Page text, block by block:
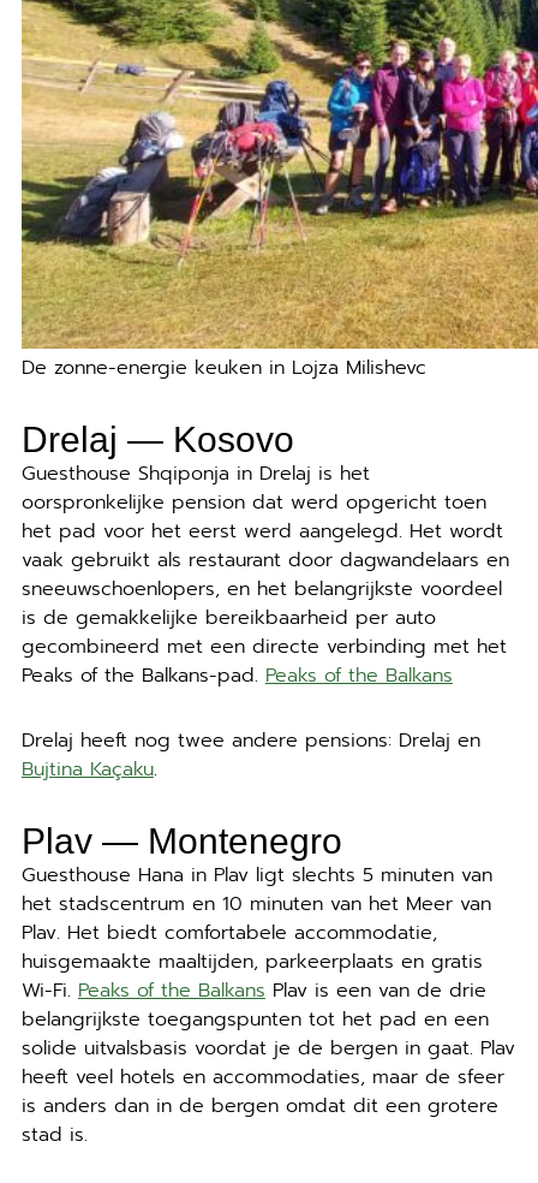
De zonne-energie keuken in Lojza Milishevc
Drelaj — Kosovo
Guesthouse Shqiponja in Drelaj is het
oorspronkelijke pension dat werd opgericht toen
het pad voor het eerst werd aangelegd. Het wordt
vaak gebruikt als restaurant door dagwandelaars en
sneeuwschoenlopers, en het belangrijkste voordeel
is de gemakkelijke bereikbaarheid per auto
gecombineerd met een directe verbinding met het
Peaks of the Balkans-pad. Peaks of the Balkans
Drelaj heeft nog twee andere pensions: Drelaj en
Bujtina Kaçaku.
Plav — Montenegro
Guesthouse Hana in Plav ligt slechts 5 minuten van
het stadscentrum en 10 minuten van het Meer van
Plav. Het biedt comfortabele accommodatie,
huisgemaakte maaltijden, parkeerplaats en gratis
Wi-Fi. Peaks of the BalkansPlav is een van de drie
belangrijkste toegangspunten tot het pad en een
solide uitvalsbasis voordat je de bergen in gaat. Plav
heeft veel hotels en accommodaties, maar de sfeer
is anders dan in de bergen omdat dit een grotere
stad is.